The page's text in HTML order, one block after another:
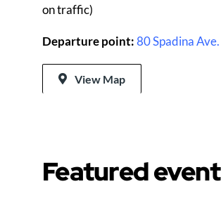
on traffic)
Departure point:80 Spadina Ave.
View Map
Featured event